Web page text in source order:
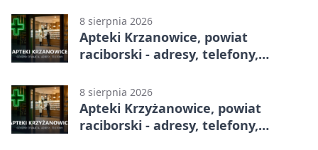
8 sierpnia 2026
Apteki Krzanowice, powiat
raciborski - adresy, telefony,
8 sierpnia 2026
Apteki Krzyżanowice, powiat
raciborski - adresy, telefony,